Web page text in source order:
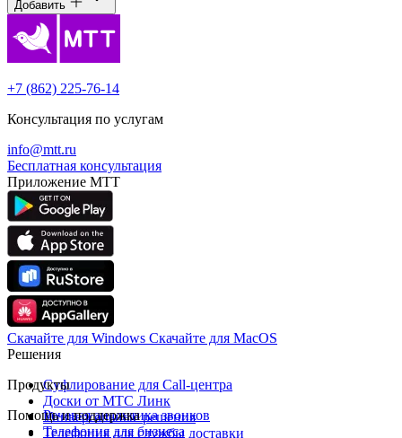
Добавить
+7 (862) 225-76-14
Консультация по услугам
info@mtt.ru
Бесплатная консультация
Приложение МТТ
Скачайте для Windows Cкачайте для MacOS
Решения
Суфлирование для Call‑центра
Доски от МТС Линк
Универсальные решения
Телефония для службы доставки
Продукты
Речевая аналитика звонков
Телефония для бизнеса
Помощь и поддержка